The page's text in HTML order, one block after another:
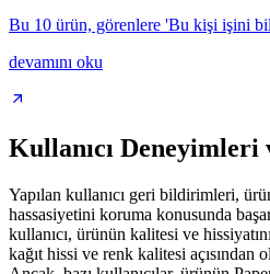
Bu 10 ürün, görenlere 'Bu kişi işini
devamını oku
Kullanıcı Deneyimleri
Yapılan kullanıcı geri bildirimleri,
hassasiyetini koruma konusunda
kullanıcı, ürünün kalitesi ve
kağıt hissi ve renk kalitesi açısından